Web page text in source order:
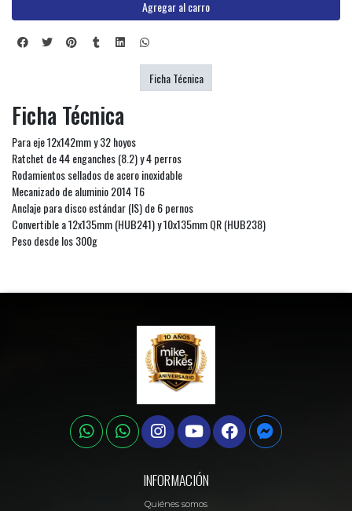
Agregar al carro
Ficha Técnica
Para eje 12x142mm y 32 hoyos
Ratchet de 44 enganches (8.2) y 4 perros
Rodamientos sellados de acero inoxidable
Mecanizado de aluminio 2014 T6
Anclaje para disco estándar (IS) de 6 pernos
Convertible a 12x135mm (HUB241) y 10x135mm QR (HUB238)
Peso desde los 300g
Ficha Técnica
INFORMACIÓN
Quiénes somos